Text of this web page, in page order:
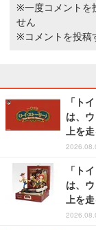
※一度コメントを
せん
※コメントを投稿
「ト
は、
上を
「ト
は、
上を